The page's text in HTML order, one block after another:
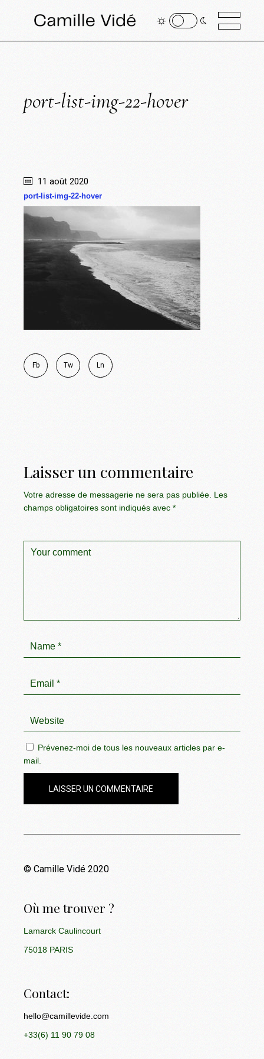
port-list-img-22-hover
11 août 2020
port-list-img-22-hover
Fb Tw Ln
Laisser un commentaire
Votre adresse de messagerie ne sera pas publiée. Les
champs obligatoires sont indiqués avec*
Prévenez-moi de tous les nouveaux articles par e-
mail.
LAISSER UN COMMENTAIRE
© Camille Vidé 2020
Où me trouver ?
Lamarck Caulincourt
75018 PARIS
Contact:
hello@camillevide.com
+33(6) 11 90 79 08